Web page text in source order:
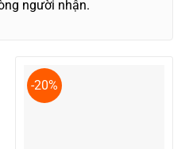
người nhận.
-20%